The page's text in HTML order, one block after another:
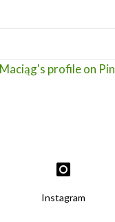
profile on
Instagram